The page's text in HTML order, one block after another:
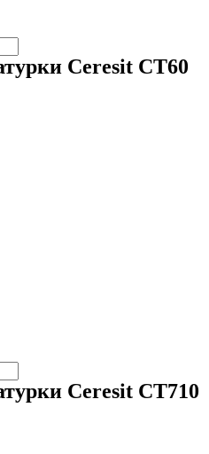
Ceresit CT60
Ceresit CT710